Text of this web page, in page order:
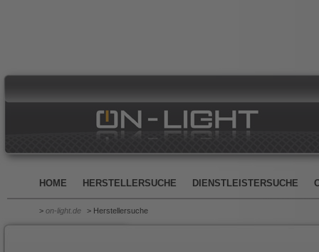
HOME HERSTELLERSUCHE DIENSTLEISTERSUCHE
> on-light.de > Herstellersuche